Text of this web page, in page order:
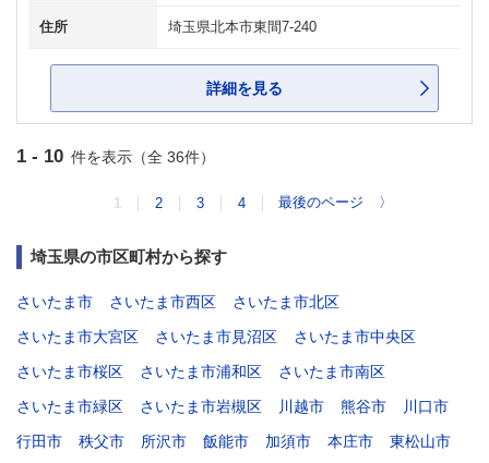
住所 埼玉県北本市東間7-240
詳細を見る
1 - 10 件を表示（全 36件）
1 2 3 4 最後のページ 〉
埼玉県の市区町村から探す
さいたま市 さいたま市西区
さいたま市北区
さいたま市大宮区
さいたま市見沼区
さいたま市中央区
さいたま市桜区
さいたま市浦和区
さいたま市南区
さいたま市緑区
さいたま市岩槻区 川越市 熊谷市
川口市
行田市
秩父市 所沢市 飯能市 加須市 本庄市
東松山市